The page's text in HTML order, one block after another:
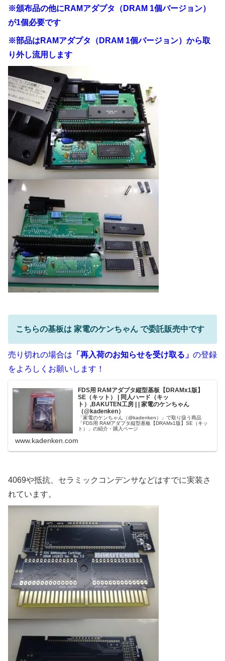
※頒布品の他にRAMアダプタ（DRAM 1個バージョン）
が1個必要です
※部品はRAMアダプタ（DRAM 1個バージョン）から取
り外し流用します
こちらの基板は 家電のケンちゃん で委託販売中です
売り切れの場合は 「再入荷のお知らせを受け取る」 の登録
をよろしくお願いします！
FDS用 RAMアダプタ縦型基板【DRAMx1版】
SE（キット） | 同人ハード（キッ
ト）,BAKUTEN工房 | | 家電のケンちゃん
（@kadenken）
「家電のケンちゃん（@kadenken）」で取り扱う商品
「FDS用 RAMアダプタ縦型基板【DRAMx1版】SE（キッ
ト）」の紹介・購入ページ
www.kadenken.com
4069や抵抗、セラミックコンデンサなどはすでに実装さ
れています。